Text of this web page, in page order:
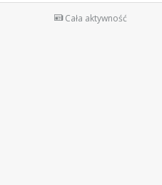
Cała aktywność